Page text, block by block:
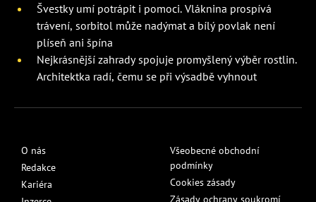
Švestky umí potrápit i pomoci. Vláknina prospívá
trávení, sorbitol může nadýmat a bílý povlak není
plíseň ani špína
Nejkrásnější zahrady spojuje promyšlený výběr rostlin.
Architektka radí, čemu se při výsadbě vyhnout
O nás
Redakce
Kariéra
Všeobecné obchodní
podmínky
Cookies zásady
Zásady ochrany soukromí